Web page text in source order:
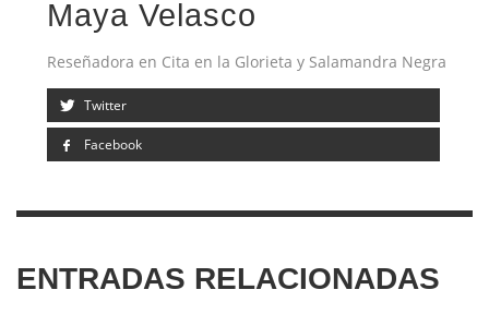
Maya Velasco
Reseñadora en Cita en la Glorieta y Salamandra Negra
Twitter
Facebook
ENTRADAS RELACIONADAS